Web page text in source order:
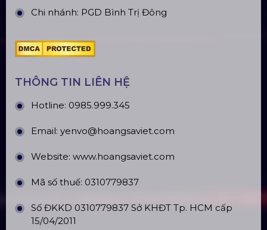
Chi nhánh: PGD Bình Trị Đông
THÔNG TIN LIÊN HỆ
Hotline: 0985.999.345
Email: yenvo@hoangsaviet.com
Website: www.hoangsaviet.com
Mã số thuế: 0310779837
Số ĐKKD 0310779837 Sở KHĐT Tp. HCM cấp
15/04/2011